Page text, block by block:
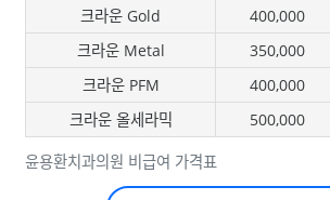
윤용환치과의원 비급여 가격표
크라운 Gold
400,000
크라운 Metal
350,000
크라운 PFM
400,000
크라운 올세라믹
500,000